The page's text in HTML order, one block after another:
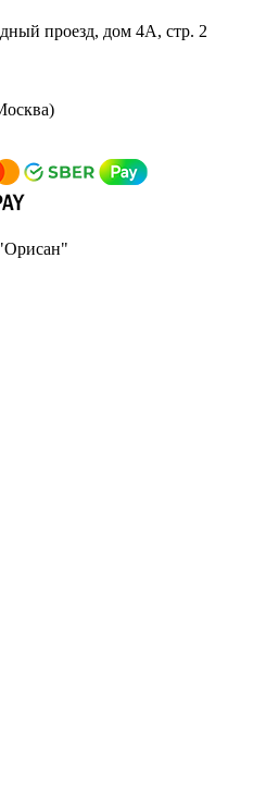
проезд, дом 4А, стр. 2